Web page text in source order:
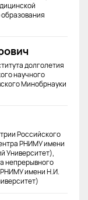
долголетия
научного
Минобрнауки
Российского
РНИМУ имени
Университет),
непрерывного
РНИМУ имени Н.И.